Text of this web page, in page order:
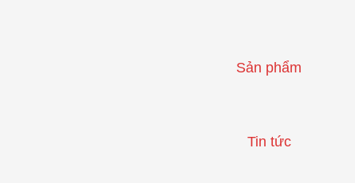
Sản phẩm
Tin tức